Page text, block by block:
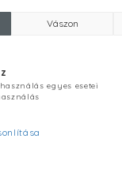
Vászon
egyes esetei